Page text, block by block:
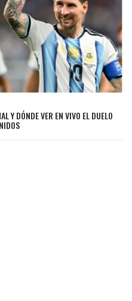
Y DÓNDE VER EN VIVO EL DUELO